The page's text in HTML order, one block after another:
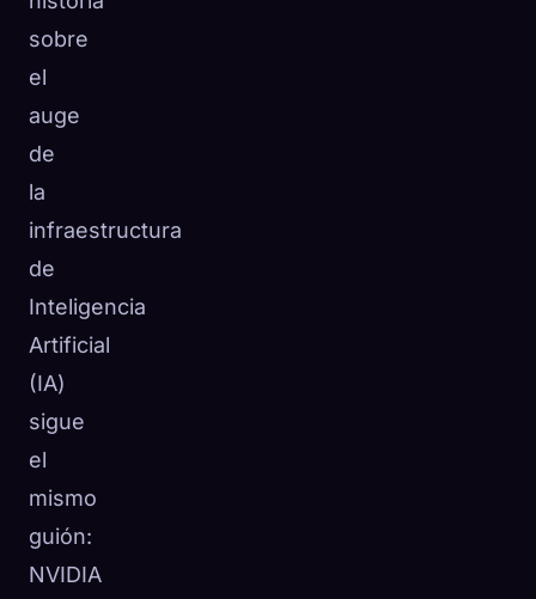
sobre
el
auge
de
la
infraestructura
de
Inteligencia
Artificial
(IA)
sigue
el
mismo
guión:
NVIDIA